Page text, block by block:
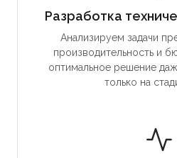
Разработка
Анализируем задачи
производительность и
оптимальное решение
только на